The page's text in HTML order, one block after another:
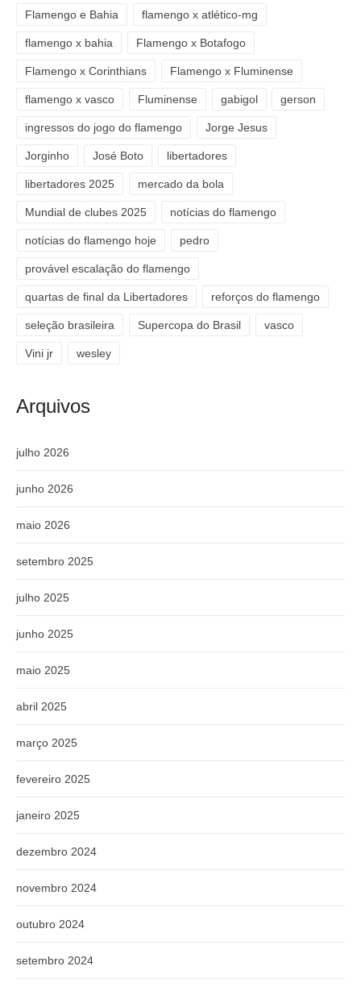
Flamengo e Bahia flamengo x atlético-mg
flamengo x bahia Flamengo x Botafogo
Flamengo x Corinthians Flamengo x Fluminense
flamengo x vasco Fluminense gabigol gerson
ingressos do jogo do flamengo Jorge Jesus
Jorginho José Boto libertadores
libertadores 2025 mercado da bola
Mundial de clubes 2025 notícias do flamengo
notícias do flamengo hoje pedro
provável escalação do flamengo
quartas de final da Libertadores reforços do flamengo
seleção brasileira Supercopa do Brasil vasco
Vini jr wesley
Arquivos
julho 2026
junho 2026
maio 2026
setembro 2025
julho 2025
junho 2025
maio 2025
abril 2025
março 2025
fevereiro 2025
janeiro 2025
dezembro 2024
novembro 2024
outubro 2024
setembro 2024